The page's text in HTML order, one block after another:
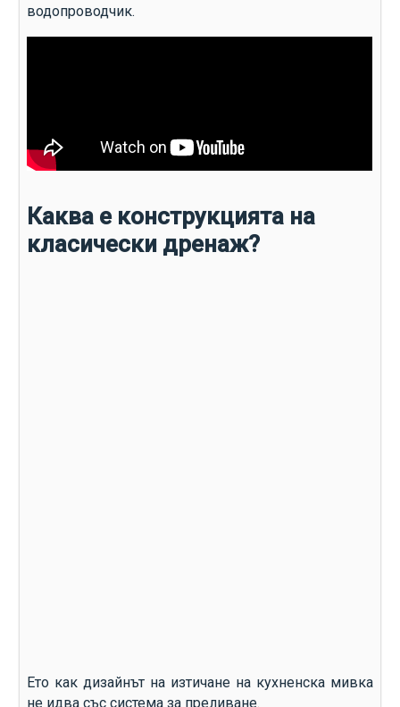
водопроводчик.
Каква е конструкцията на
класически дренаж?
Ето как дизайнът на изтичане на кухненска мивка
не идва със система за преливане.